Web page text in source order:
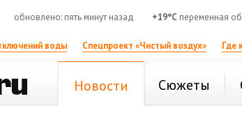
обновлено: пять минут назад +19°C переменная
воды Спецпроект «Чистый воздух» Где
Новости Сюжеты